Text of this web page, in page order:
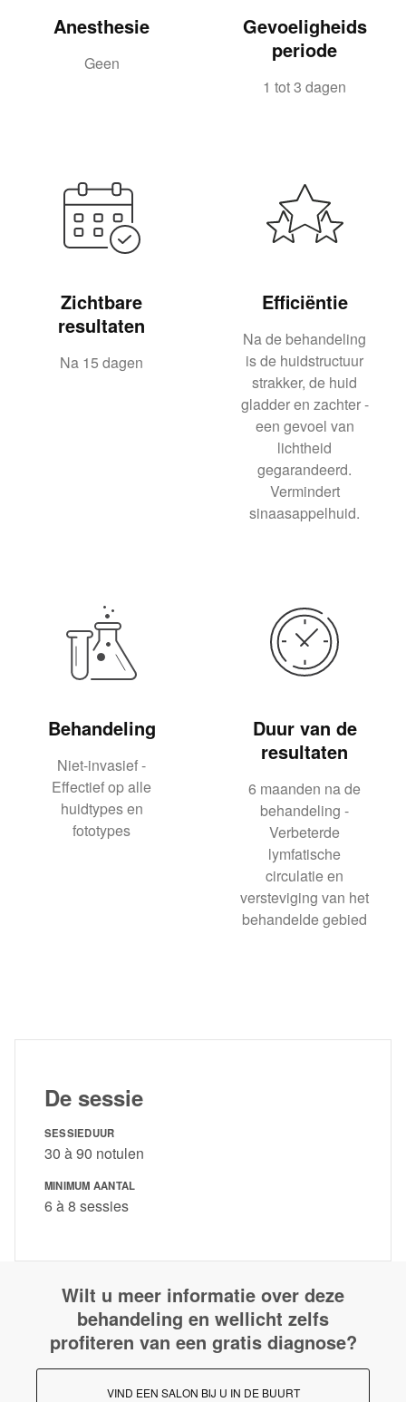
Anesthesie
Geen
Gevoeligheids
periode
1 tot 3 dagen
Zichtbare
resultaten
Na 15 dagen
Efficiëntie
Na de behandeling
is de huidstructuur
strakker, de huid
gladder en zachter -
een gevoel van
lichtheid
gegarandeerd.
Vermindert
sinaasappelhuid.
Behandeling
Niet-invasief -
Effectief op alle
huidtypes en
fototypes
Duur van de
resultaten
6 maanden na de
behandeling -
Verbeterde
lymfatische
circulatie en
versteviging van het
behandelde gebied
De sessie
SESSIEDUUR
30 à 90 notulen
MINIMUM AANTAL
6 à 8 sessies
Wilt u meer informatie over deze
behandeling en wellicht zelfs
profiteren van een gratis diagnose?
VIND EEN SALON BIJ U IN DE BUURT